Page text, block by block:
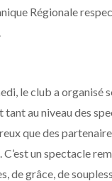
Régionale
le club a organisé
au niveau des
que des
un spectacle
de grâce, de